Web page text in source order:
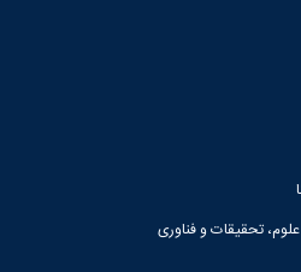
تحقیقات و فناوری